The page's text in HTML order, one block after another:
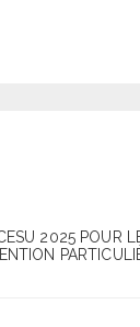
2025 POUR